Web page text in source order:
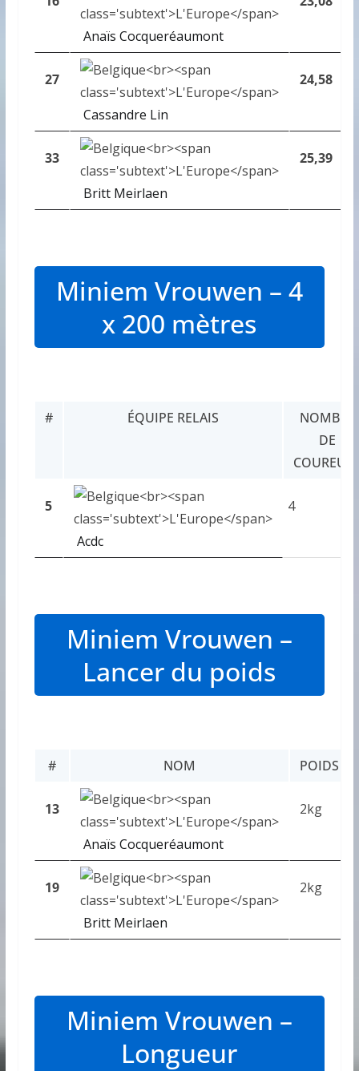
Anaïs Cocqueréaumont
27
Cassandre Lin
24,58
33
Britt Meirlaen
25,39
Miniem Vrouwen – 4
x 200 mètres
# ÉQUIPE RELAIS
NOMBRE
DE
5
Acdc
4
Miniem Vrouwen –
Lancer du poids
# NOM POIDS
13
Anaïs Cocqueréaumont
2kg
19
Britt Meirlaen
2kg
Miniem Vrouwen –
Longueur